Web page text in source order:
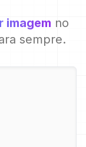
imagem no
sempre.